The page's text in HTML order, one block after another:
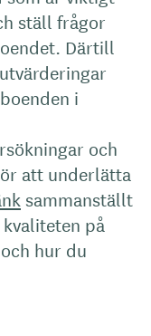
ställ frågor
Därtill
i
och
att underlätta
sammanställt
på
hur du